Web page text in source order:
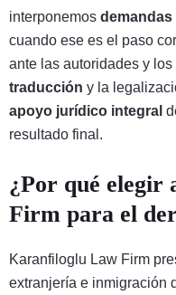
interponemos demandas
cuando ese es el paso
ante las autoridades y
traducción y la
apoyo jurídico integral
resultado final.
¿Por qué
Firm para el
Karanfiloglu Law Firm
extranjería e inmigración